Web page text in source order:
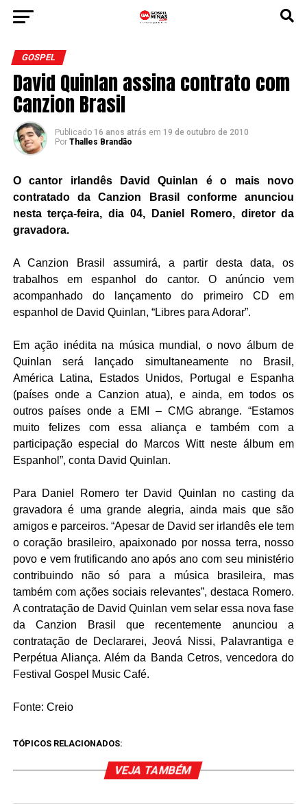
GOSPEL
David Quinlan assina contrato com
Canzion Brasil
Publicado 16 anos atrás em 19 de outubro de 2010
Por Thalles Brandão
O cantor irlandês David Quinlan é o mais novo
contratado da Canzion Brasil conforme anunciou
nesta terça-feira, dia 04, Daniel Romero, diretor da
gravadora.
A Canzion Brasil assumirá, a partir desta data, os
trabalhos em espanhol do cantor. O anúncio vem
acompanhado do lançamento do primeiro CD em
espanhol de David Quinlan, “Libres para Adorar”.
Em ação inédita na música mundial, o novo álbum de
Quinlan será lançado simultaneamente no Brasil,
América Latina, Estados Unidos, Portugal e Espanha
(países onde a Canzion atua), e ainda, em todos os
outros países onde a EMI – CMG abrange. “Estamos
muito felizes com essa aliança e também com a
participação especial do Marcos Witt neste álbum em
Espanhol”, conta David Quinlan.
Para Daniel Romero ter David Quinlan no casting da
gravadora é uma grande alegria, ainda mais que são
amigos e parceiros. “Apesar de David ser irlandês ele tem
o coração brasileiro, apaixonado por nossa terra, nosso
povo e vem frutificando ano após ano com seu ministério
contribuindo não só para a música brasileira, mas
também com ações sociais relevantes”, destaca Romero.
A contratação de David Quinlan vem selar essa nova fase
da Canzion Brasil que recentemente anunciou a
contratação de Declararei, Jeová Nissi, Palavrantiga e
Perpétua Aliança. Além da Banda Cetros, vencedora do
Festival Gospel Music Café.
Fonte: Creio
TÓPICOS RELACIONADOS:
VEJA TAMBÉM